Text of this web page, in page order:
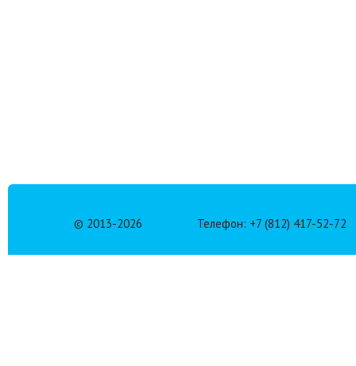
© 2013-2026 Телефон: +7 (812) 417-52-72